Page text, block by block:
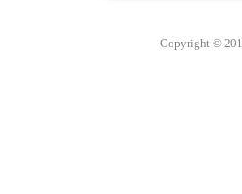
Copyright ©